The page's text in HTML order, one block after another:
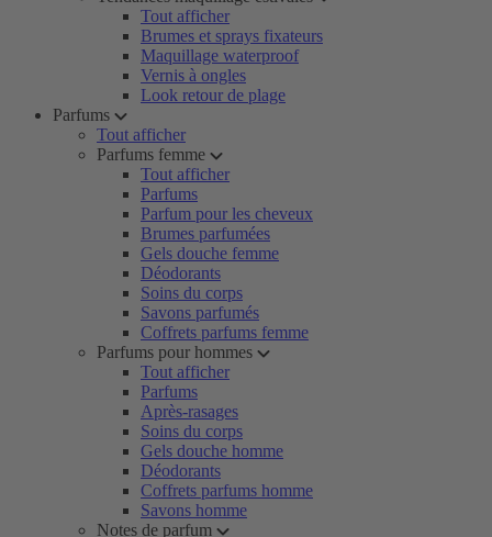
Tout afficher
Brumes et sprays fixateurs
Maquillage waterproof
Vernis à ongles
Look retour de plage
Parfums
Tout afficher
Parfums femme
Tout afficher
Parfums
Parfum pour les cheveux
Brumes parfumées
Gels douche femme
Déodorants
Soins du corps
Savons parfumés
Coffrets parfums femme
Parfums pour hommes
Tout afficher
Parfums
Après-rasages
Soins du corps
Gels douche homme
Déodorants
Coffrets parfums homme
Savons homme
Notes de parfum